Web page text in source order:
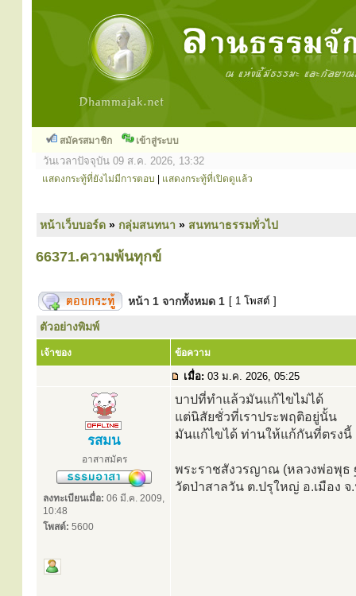
สมัครสมาชิก เข้าสู่ระบบ
วันเวลาปัจจุบัน 09 ส.ค. 2026, 13:32
แสดงกระทู้ที่ยังไม่มีการตอบ แสดงกระทู้ที่เปิดดูแล้ว
หน้าเว็บบอร์ด » กลุ่มสนทนา » สนทนาธรรมทั่วไป
66371.ความพ้นทุกข์
หน้า 1 จากทั้งหมด 1 [ 1 โพสต์ ]
ตัวอย่างพิมพ์
เจ้าของ ข้อความ
เมื่อ: 03 ม.ค. 2026, 05:25
รสมน
อาสาสมัคร
ลงทะเบียนเมื่อ: 06 มี.ค. 2009,
10:48
โพสต์: 5600
บาปที่ทำแล้วมันแก้ไขไม่ได้
แต่นิสัยชั่วที่เราประพฤติอยู่นั้น
มันแก้ไขได้ ท่านให้แก้กันที่ตรงนี้
พระราชสังวรญาณ (หลวงพ่อพุธ
วัดป่าสาลวัน ต.ปรุใหญ่ อ.เมือง